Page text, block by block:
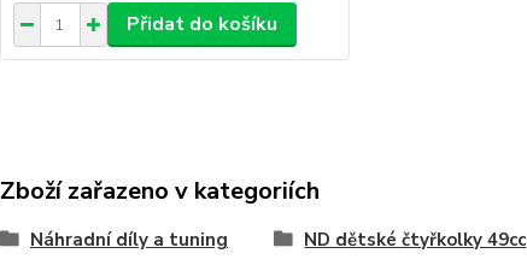
Přidat do košíku
Zboží zařazeno v kategoriích
Náhradní díly a tuning ND dětské čtyřkolky 49cc